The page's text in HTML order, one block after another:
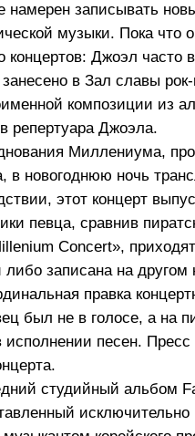
намерен записывать
музыки. Пока
концертов: Джоэл часто
в Зал славы
композиции из
репертуара Джоэла.
Миллениума,
в новогоднюю ночь
этот концерт
певца, сравнив
Concert»,
записана на другом
правка
был не в голосе, а на
песен. Пресс
студийный альбом